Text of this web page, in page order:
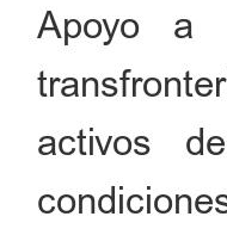
Apoyo a
activos